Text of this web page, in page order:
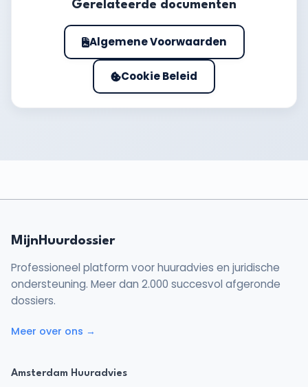
Gerelateerde documenten
Algemene Voorwaarden
Cookie Beleid
MijnHuurdossier
Professioneel platform voor huuradvies en juridische
ondersteuning. Meer dan 2.000 succesvol afgeronde
dossiers.
Meer over ons →
Amsterdam Huuradvies